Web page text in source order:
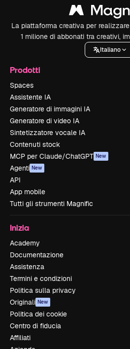
La piattaforma creativa per
1 milione di abbonati tra creativi,
Italiano
Prodotti
Spaces
Assistente IA
Generatore di immagini IA
Generatore di video IA
Sintetizzatore vocale IA
Contenuti stock
MCP per Claude/ChatGPT New
Agenti New
API
App mobile
Tutti gli strumenti Magnific
Inizia
Academy
Documentazione
Assistenza
Termini e condizioni
Politica sulla privacy
Originali New
Politica dei cookie
Centro di fiducia
Affiliati